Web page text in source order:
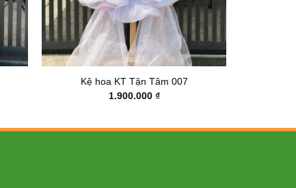
Kệ hoa KT Tận Tâm 007
1.900.000 ₫